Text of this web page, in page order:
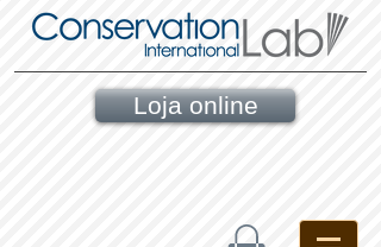
Loja online